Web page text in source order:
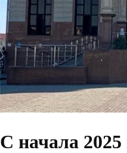
С начала 2025